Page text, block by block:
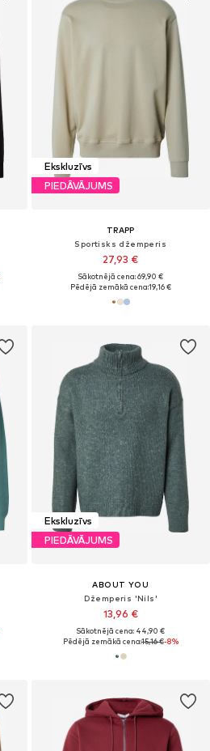
Ekskluzīvs
PIEDĀVĀJUMS
TRAPP
Sportisks džemperis
27,93 €
Sākotnējā cena: 69,90 €
Pēdējā zemākā cena:19,16 €
Ekskluzīvs
PIEDĀVĀJUMS
ABOUT YOU
Džemperis 'Nils'
13,96 €
Sākotnējā cena: 44,90 €
Pēdējā zemākā cena:15,16 €-8%